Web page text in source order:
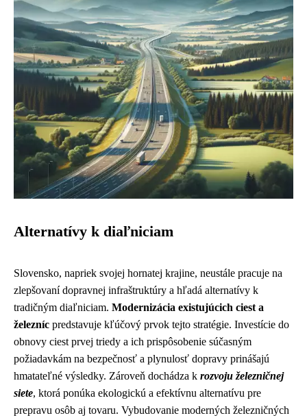
Alternatívy k diaľniciam
Slovensko, napriek svojej hornatej krajine, neustále pracuje na
zlepšovaní dopravnej infraštruktúry a hľadá alternatívy k
tradičným diaľniciam. Modernizácia existujúcich ciest a
železníc predstavuje kľúčový prvok tejto stratégie. Investície do
obnovy ciest prvej triedy a ich prispôsobenie súčasným
požiadavkám na bezpečnosť a plynulosť dopravy prinášajú
hmatateľné výsledky. Zároveň dochádza k rozvoju železničnej
siete, ktorá ponúka ekologickú a efektívnu alternatívu pre
prepravu osôb aj tovaru. Vybudovanie moderných železničných